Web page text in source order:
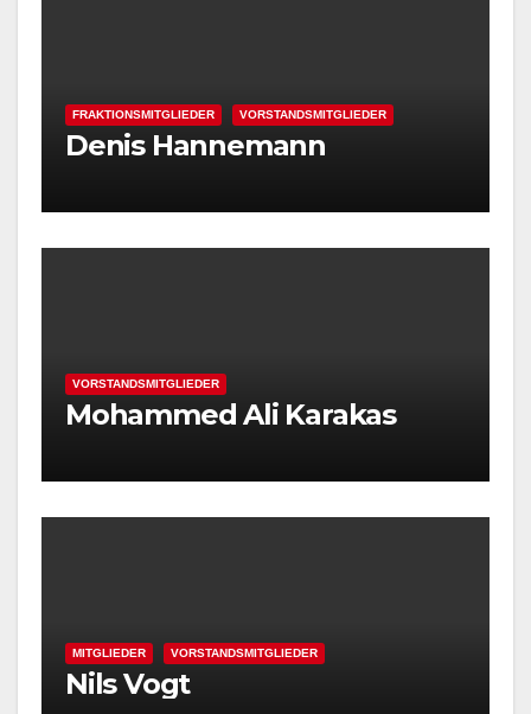
FRAKTIONSMITGLIEDER VORSTANDSMITGLIEDER
Denis Hannemann
VORSTANDSMITGLIEDER
Mohammed Ali Karakas
MITGLIEDER VORSTANDSMITGLIEDER
Nils Vogt